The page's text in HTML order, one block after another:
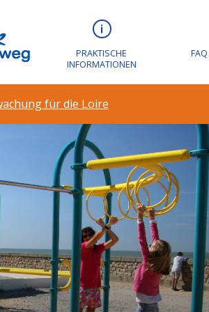
PRAKTISCHE
INFORMATIONEN
FAQ
für die Loire